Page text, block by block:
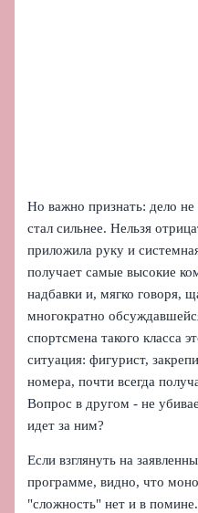
Но важно признать: дело
стал сильнее. Нельзя
приложила руку и
получает самые высокие
надбавки и, мягко говоря,
многократно
спортсмена такого класса
ситуация: фигурист,
номера, почти всегда
Вопрос в другом - не
идет за ним?
Если взглянуть на
программе, видно, что
"сложность" нет и в